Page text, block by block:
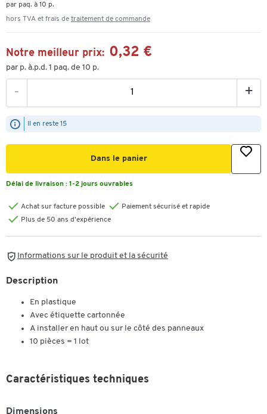
par paq. à 10 p.
hors TVA et frais de traitement de commande
Notre meilleur prix: 0,32 €
par p. à.p.d. 1 paq. de 10 p.
- +
Il en reste 15
Dans le panier
Délai de livraison : 1-2 jours ouvrables
Achat sur facture possible
Paiement sécurisé et rapide
Plus de 50 ans d'expérience
Informations sur le produit et la sécurité
Description
En plastique
Avec étiquette cartonnée
A installer en haut ou sur le côté des panneaux
10 pièces = 1 lot
Caractéristiques techniques
Dimensions